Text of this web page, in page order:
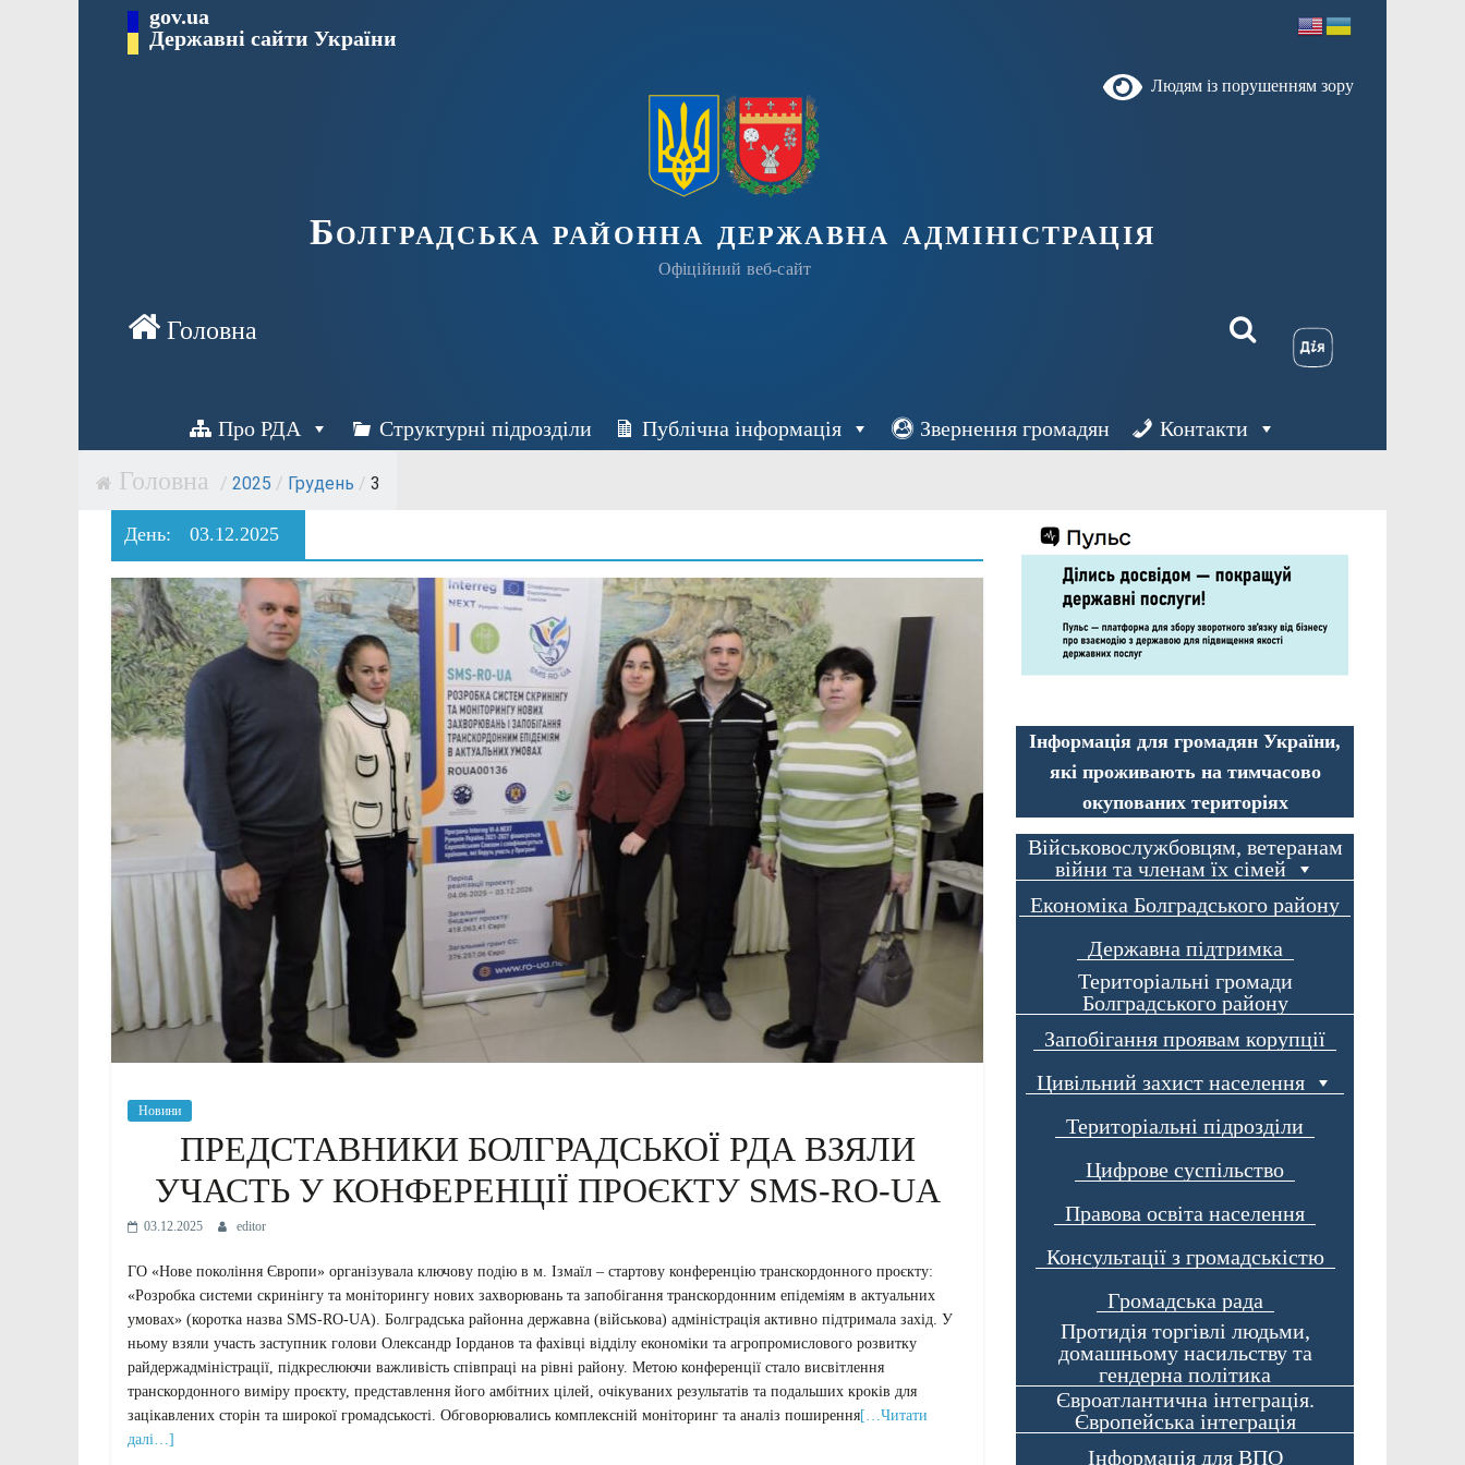
Перейти gov.ua
Державні сайти України
Людям із порушенням зору
Болградська районна державна адміністрація
Офіційний веб-сайт
Про РДА Структурні підрозділи Публічна інформація Звернення громадян Контакти
/ 2025 / Грудень / 3
День: 03.12.2025
Новини
ПРЕДСТАВНИКИ БОЛГРАДСЬКОЇ РДА ВЗЯЛИ
УЧАСТЬ У КОНФЕРЕНЦІЇ ПРОЄКТУ SMS-RO-UA
03.12.2025 editor
ГО «Нове покоління Європи» організувала ключову подію в м. Ізмаїл – стартову конференцію транскордонного проєкту:
«Розробка системи скринінгу та моніторингу нових захворювань та запобігання транскордонним епідеміям в актуальних
умовах» (коротка назва SMS-RO-UA). Болградська районна державна (військова) адміністрація активно підтримала захід. У
ньому взяли участь заступник голови Олександр Іорданов та фахівці відділу економіки та агропромислового розвитку
райдержадміністрації, підкреслюючи важливість співпраці на рівні району. Метою конференції стало висвітлення
транскордонного виміру проєкту, представлення його амбітних цілей, очікуваних результатів та подальших кроків для
зацікавлених сторін та широкої громадськості. Обговорювались комплексній моніторинг та аналіз поширення[…Читати
далі…]
Інформація для громадян України,
які проживають на тимчасово
окупованих територіях
Військовослужбовцям, ветеранам
війни та членам їх сімей
Економіка Болградського району
Державна підтримка
Територіальні громади
Болградського району
Запобігання проявам корупції
Цивільний захист населення
Територіальні підрозділи
Цифрове суспільство
Правова освіта населення
Консультації з громадськістю
Громадська рада
Протидія торгівлі людьми,
домашньому насильству та
гендерна політика
Євроатлантична інтеграція.
Європейська інтеграція
Інформація для ВПО